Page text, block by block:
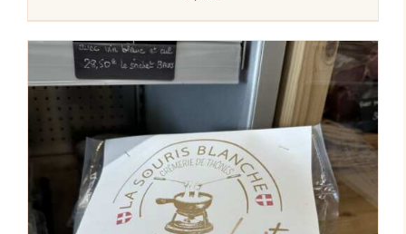
AJOUTER AU PANIER
/
DÉTAILS